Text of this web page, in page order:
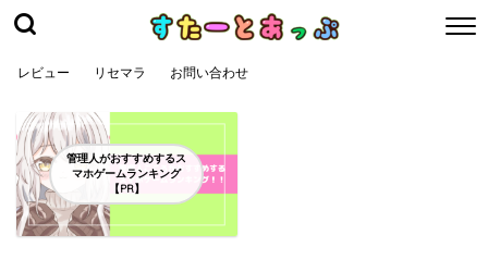
レビュー リセマラ お問い合わせ
管理人がおすすめするス
マホゲームランキング
【PR】